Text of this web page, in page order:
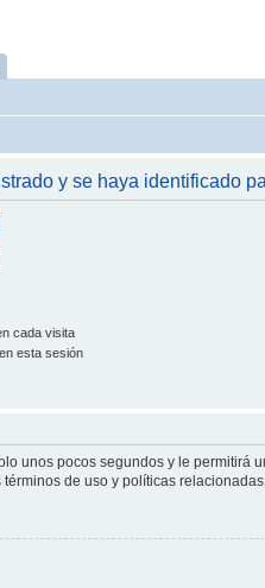
y se haya identificado
cada visita
esta sesión
unos pocos segundos y le
de uso y políticas